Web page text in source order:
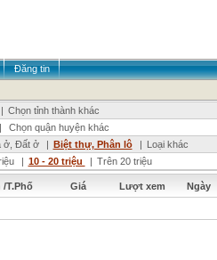
Đăng tin
| Chọn tỉnh thành khác
|
Chọn quận huyện khác
ở, Đất ở | Biệt thự, Phân lô | Loại khác
| 10 - 20 triệu | Trên 20 triệu
/T.Phố Giá Lượt xem Ngày